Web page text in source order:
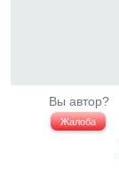
Вы автор?
Жалоба